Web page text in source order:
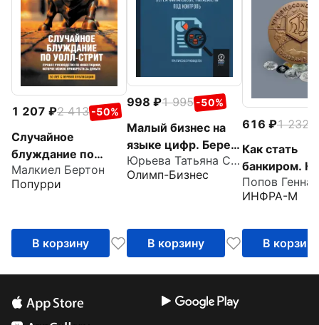
1 207 2 413 -50%
Случайное
блуждание по
Уолл-стрит.
Лучшее
которое можно
приобрести
Малкиел Бертон
Попурри
В корзину
998 1 995 -50%
Малый бизнес на
языке цифр. Берем
финансовые
показатели под
Юрьева Татьяна Сергеевна
Олимп-Бизнес
В корзину
616 1 232
Как стать
банкиром. На
основе
жизненного
ИНФРА-М
В корзину